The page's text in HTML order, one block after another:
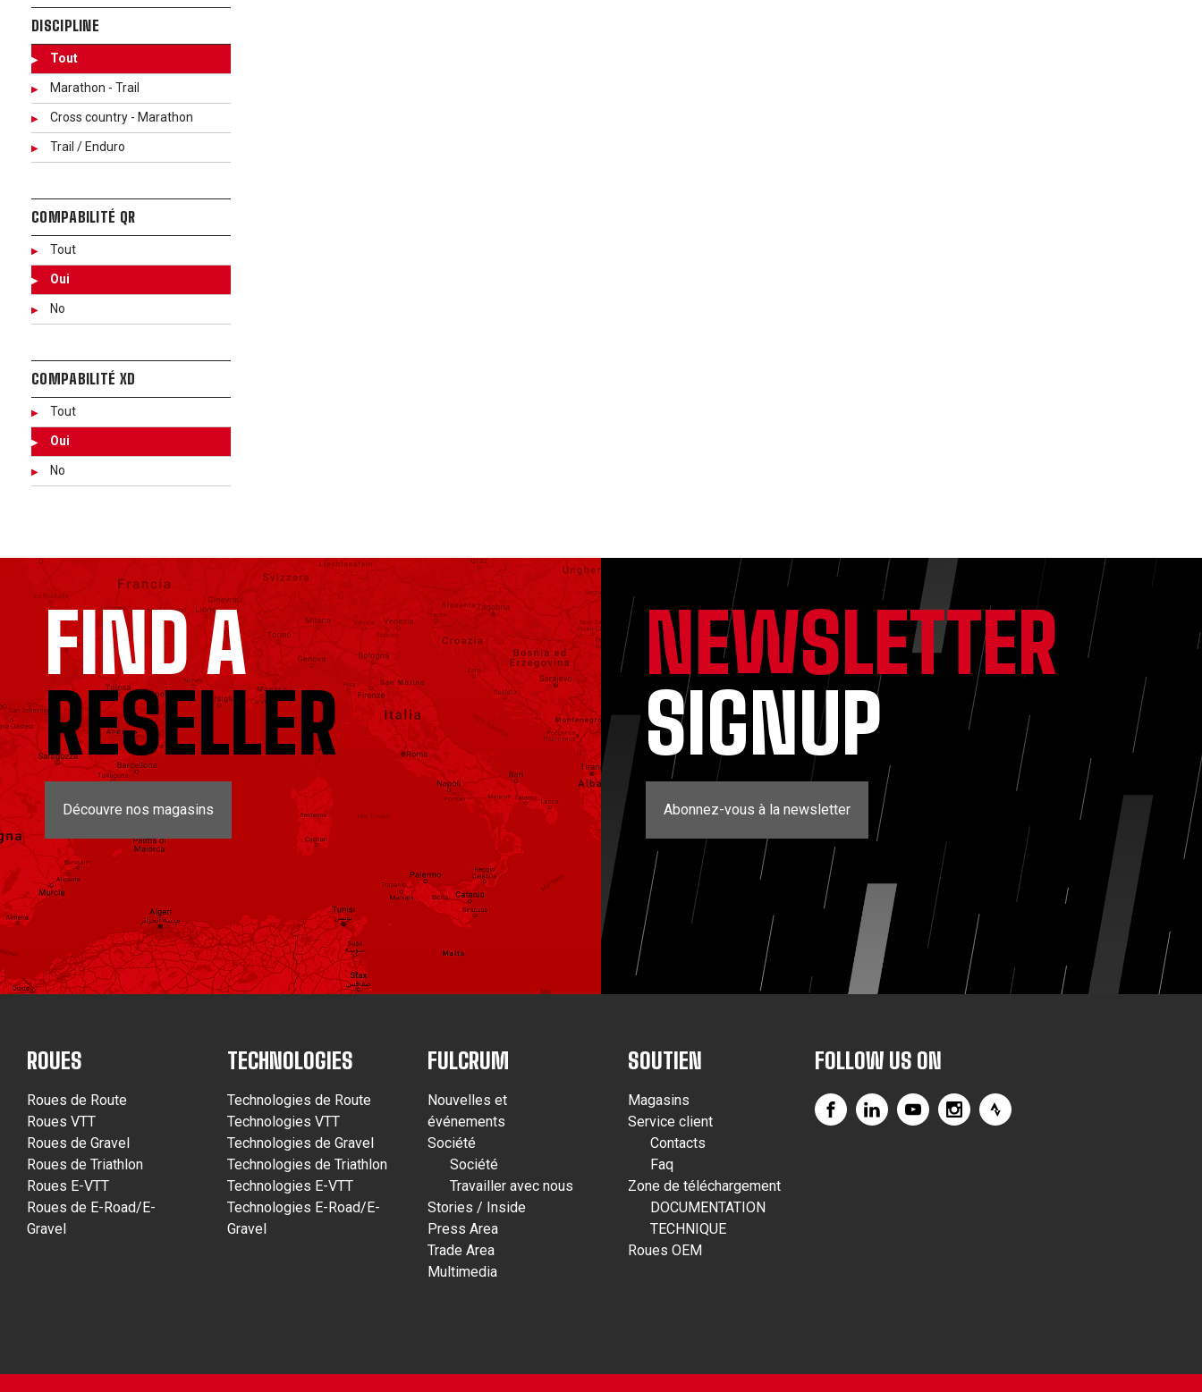
DISCIPLINE
Tout
Marathon - Trail
Cross country - Marathon
Trail / Enduro
COMPABILITÉ QR
Tout
Oui
No
COMPABILITÉ XD
Tout
Oui
No
FIND A
RESELLER
Découvre nos magasins
NEWSLETTER
SIGNUP
Abonnez-vous à la newsletter
ROUES
Roues de Route
Roues VTT
Roues de Gravel
Roues de Triathlon
Roues E-VTT
Roues de E-Road/E-
Gravel
TECHNOLOGIES
Technologies de Route
Technologies VTT
Technologies de Gravel
Technologies de Triathlon
Technologies E-VTT
Technologies E-Road/E-
Gravel
FULCRUM
Nouvelles et
événements
Société
Société
Travailler avec nous
Stories / Inside
Press Area
Trade Area
Multimedia
SOUTIEN
Magasins
Service client
Contacts
Faq
Zone de téléchargement
DOCUMENTATION
TECHNIQUE
Roues OEM
FOLLOW US ON